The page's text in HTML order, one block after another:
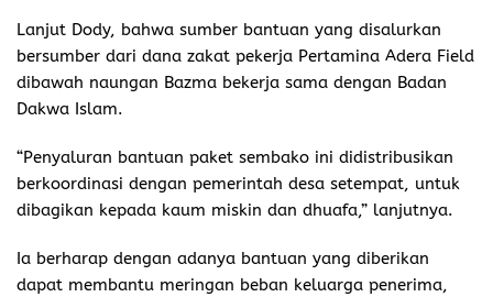
Lanjut Dody, bahwa sumber bantuan yang disalurkan
bersumber dari dana zakat pekerja Pertamina Adera Field
dibawah naungan Bazma bekerja sama dengan Badan
Dakwa Islam.
“Penyaluran bantuan paket sembako ini didistribusikan
berkoordinasi dengan pemerintah desa setempat, untuk
dibagikan kepada kaum miskin dan dhuafa,” lanjutnya.
Ia berharap dengan adanya bantuan yang diberikan
dapat membantu meringan beban keluarga penerima,